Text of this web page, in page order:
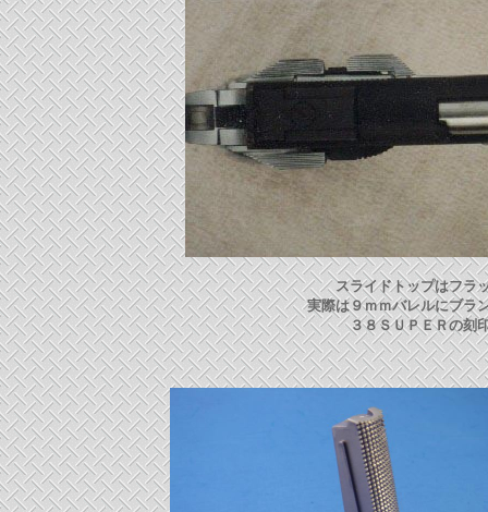
スライドトップはフ
実際は９ｍｍバレルにブラ
３８ＳＵＰＥＲの刻